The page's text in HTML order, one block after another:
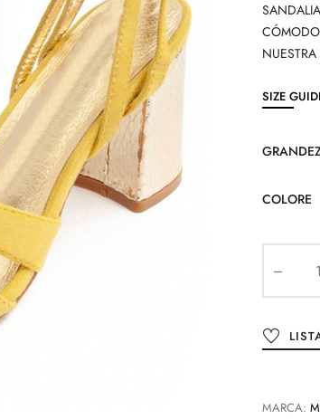
SIZE
COLORE
MARCA: